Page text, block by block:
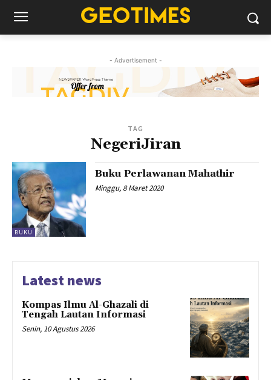
- Advertisement -
TAG
NegeriJiran
BUKU
Buku Perlawanan Mahathir
Minggu, 8 Maret 2020
Latest news
Kompas Ilmu Al-Ghazali di
Tengah Lautan Informasi
Senin, 10 Agustus 2026